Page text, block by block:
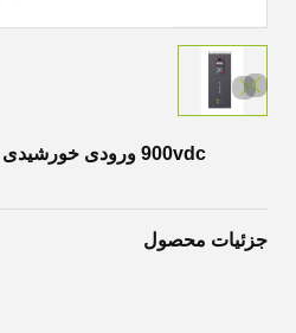
جزئیات محصول